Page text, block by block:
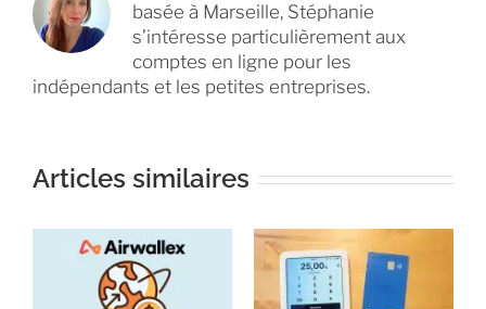
basée à Marseille, Stéphanie
s’intéresse particulièrement aux
comptes en ligne pour les
indépendants et les petites entreprises.
Articles similaires